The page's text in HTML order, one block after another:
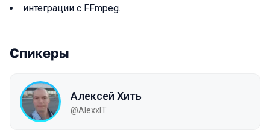
интеграции с FFmpeg.
Спикеры
Алексей Хить
@AlexxIT